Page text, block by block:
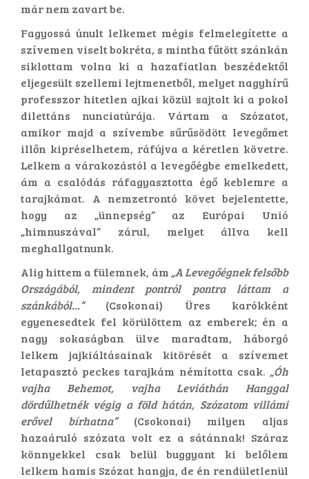
már nem zavart be.
Fagyossá únult lelkemet mégis felmelegítette a
szívemen viselt bokréta, s mintha fűtött szánkán
siklottam volna ki a hazafiatlan beszédektől
eljegesült szellemi lejtmenetből, melyet nagyhírű
professzor hitetlen ajkai közül sajtolt ki a pokol
dilettáns nunciatúrája. Vártam a Szózatot,
amikor majd a szívembe sűrűsödött levegőmet
illőn kipréselhetem, ráfújva a kéretlen követre.
Lelkem a várakozástól a levegőégbe emelkedett,
ám a csalódás ráfagyasztotta égő keblemre a
tarajkámat. A nemzetrontó követ bejelentette,
hogy az „ünnepség” az Európai Unió
„himnuszával” zárul, melyet állva kell
meghallgatnunk.
Alig hittem a fülemnek, ám „A Levegőégnek felsőbb
Országából, mindent pontról pontra láttam a
szánkából…”(Csokonai) Üres karókként
egyenesedtek fel körülöttem az emberek; én a
nagy sokaságban ülve maradtam, háborgó
lelkem jajkiáltásainak kitörését a szívemet
letapasztó peckes tarajkám némította csak. „Óh
vajha Behemot, vajha Leviáthán Hanggal
dördűlhetnék végig a föld hátán, Szózatom villámi
erővel bírhatna”(Csokonai) milyen aljas
hazaáruló szózata volt ez a sátánnak! Száraz
könnyekkel csak belül buggyant ki belőlem
lelkem hamis Szózat hangja, de én rendületlenül